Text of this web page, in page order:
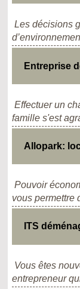
Les décisions
Entreprise
Effectuer un
famille s'est
Allopark:
Pouvoir
vous permettre
ITS
Vous êtes
entrepreneur